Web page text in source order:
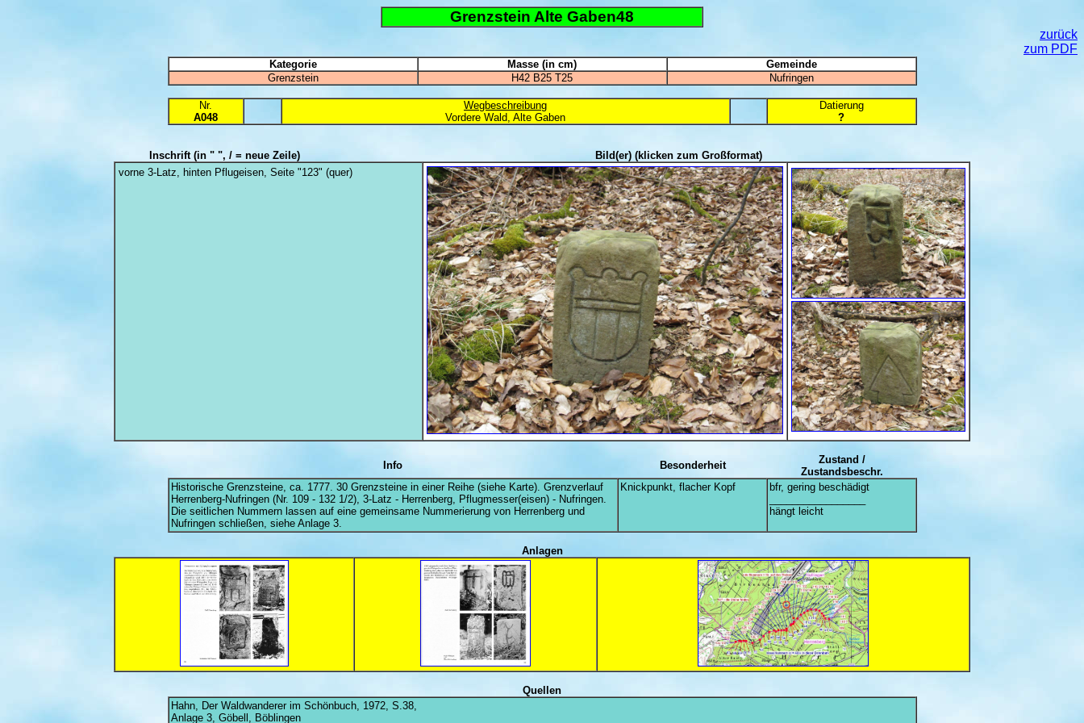
Grenzstein Alte Gaben48
zurück
zum PDF
Kategorie Masse (in cm)
Gemeinde
Grenzstein
H42 B25 T25 Nufringen
Nr.
A048
Wegbeschreibung
Vordere Wald, Alte Gaben
Datierung
?
Inschrift(in " ", / = neue Zeile) Bild(er) (klicken zum Großformat)
vorne 3-Latz, hinten Pflugeisen, Seite "123" (quer)
Info Besonderheit
Zustand /
Zustandsbeschr.
Historische Grenzsteine, ca. 1777. 30 Grenzsteine in einer Reihe (siehe Karte). Grenzverlauf
Herrenberg-Nufringen (Nr. 109 - 132 1/2), 3-Latz - Herrenberg, Pflugmesser(eisen) - Nufringen.
Die seitlichen Nummern lassen auf eine gemeinsame Nummerierung von Herrenberg und
Nufringen schließen, siehe Anlage 3.
Knickpunkt, flacher Kopf
bfr, gering beschädigt
hängt leicht
Anlagen
Quellen
Hahn, Der Waldwanderer im Schönbuch, 1972, S.38,
Anlage 3, Göbell, Böblingen